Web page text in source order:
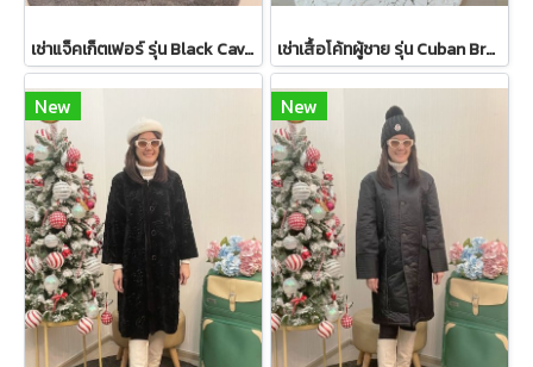
เช่าแจ็คเก็ตเฟอร์ รุ่น Black Cavernous Fur Jacket 2111GCF1779FABK1 เช่าเสื้อโค้ทผู้ชาย รุ่น Cuban Brown Sand Double Breasted Coat 2107GCL1133FABR1
New New